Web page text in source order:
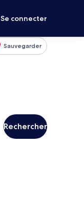
Se connecter
Sauvegarder
Rechercher